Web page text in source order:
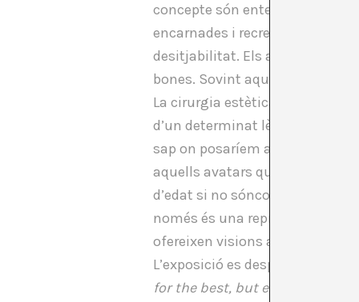
concepte són enteses sempre
encarnades i recreades als
desitjabilitat. Els atributs de la
bones. Sovint aquesta
La cirurgia estètica o el
d’un determinat lèxic. D’altra
sap on posaríem aquest
aquells avatars que els
d’edat si no sónconsiderats
només és una representació
ofereixen visions
L’exposició es desplegava al
for the best, but expecting the